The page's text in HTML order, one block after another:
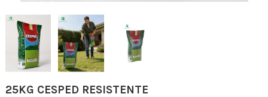
25KG CESPED RESISTENTE